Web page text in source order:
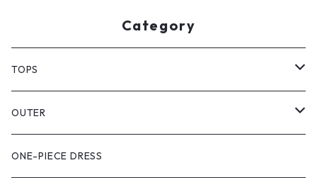
Category
TOPS
PULL OVER
SHIRT
OUTER
VEST
ONE-PIECE DRESS